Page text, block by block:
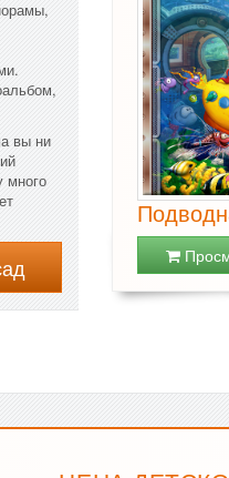
вы ни
много